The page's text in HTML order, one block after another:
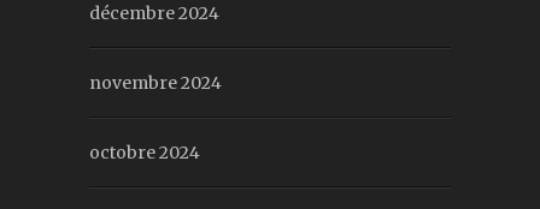
décembre 2024
novembre 2024
octobre 2024